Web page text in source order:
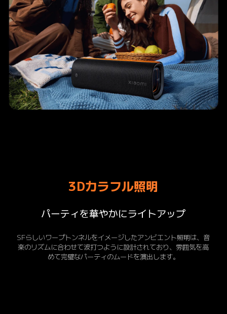
3Dカラフル照明
パーティを華やかにライトアップ
SFらしいワープトンネルをイメージしたアンビエント照明は、音
楽のリズムに合わせて波打つように設計されており、雰囲気を高
めて完璧なパーティのムードを演出します。